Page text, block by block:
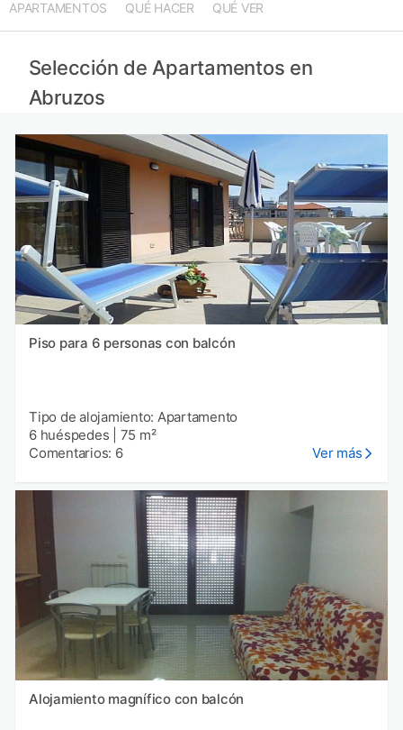
Apartamentos en Marcas
Apartamentos en Basilicata
Apartamentos en Toscana
APARTAMENTOS QUÉ HACER QUÉ VER
Selección de Apartamentos en
Abruzos
Piso para 6 personas con balcón
Tipo de alojamiento: Apartamento
6 huéspedes
75 m²
Comentarios: 6
Ver más
Alojamiento magnífico con balcón